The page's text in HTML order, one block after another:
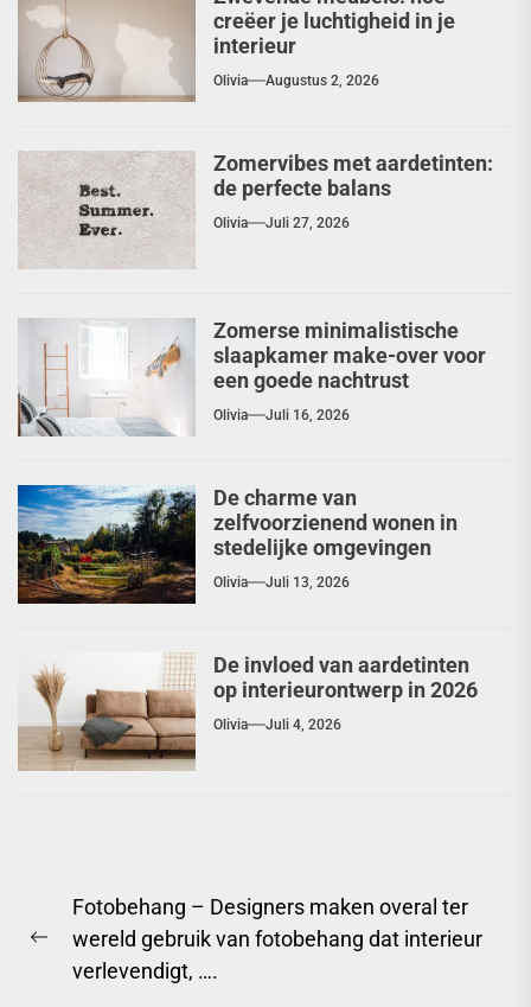
creëer je luchtigheid in je
interieur
Olivia Augustus 2, 2026
Zomervibes met aardetinten:
de perfecte balans
Olivia Juli 27, 2026
Zomerse minimalistische
slaapkamer make-over voor
een goede nachtrust
Olivia Juli 16, 2026
De charme van
zelfvoorzienend wonen in
stedelijke omgevingen
Olivia Juli 13, 2026
De invloed van aardetinten
op interieurontwerp in 2026
Olivia Juli 4, 2026
Previous
Fotobehang – Designers maken overal ter
wereld gebruik van fotobehang dat interieur
verlevendigt, ….